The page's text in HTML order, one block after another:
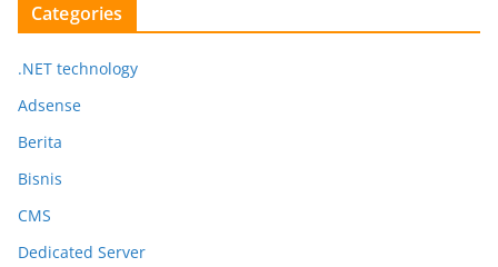
Categories
.NET technology
Adsense
Berita
Bisnis
CMS
Dedicated Server